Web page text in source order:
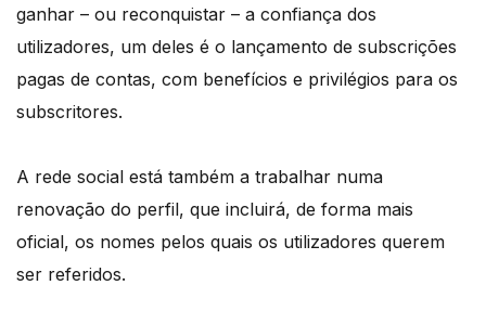
ganhar – ou reconquistar – a confiança dos
utilizadores, um deles é o lançamento de subscrições
pagas de contas, com benefícios e privilégios para os
subscritores.
A rede social está também a trabalhar numa
renovação do perfil, que incluirá, de forma mais
oficial, os nomes pelos quais os utilizadores querem
ser referidos.